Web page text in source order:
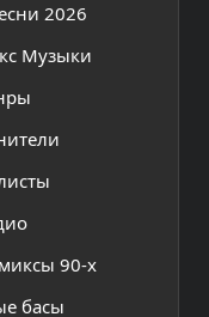
2026
Музыки
90-х
басы